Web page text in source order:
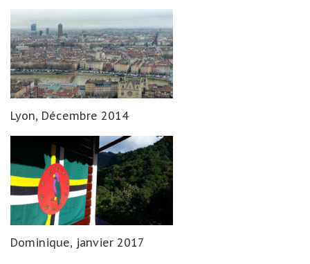
Lyon, Décembre 2014
Dominique, janvier 2017